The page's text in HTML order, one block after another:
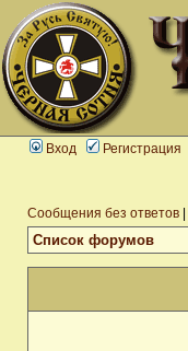
Вход Регистрация
Сообщения без ответов
Список форумов